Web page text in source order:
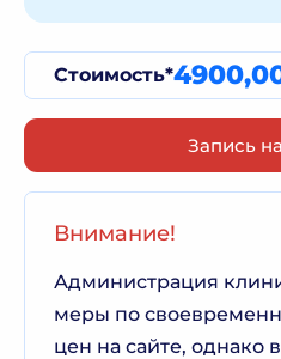
Стоимость*
Запись
Внимание!
Администрация
меры по
цен на сайте, однако